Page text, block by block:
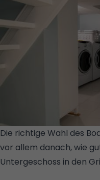
Die richtige Wahl des
vor allem danach, wie
Untergeschoss in den